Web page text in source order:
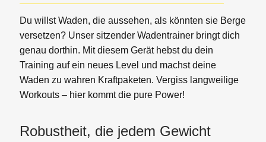
Du willst Waden, die aussehen, als könnten sie Berge
versetzen? Unser sitzender Wadentrainer bringt dich
genau dorthin. Mit diesem Gerät hebst du dein
Training auf ein neues Level und machst deine
Waden zu wahren Kraftpaketen. Vergiss langweilige
Workouts – hier kommt die pure Power!
Robustheit, die jedem Gewicht